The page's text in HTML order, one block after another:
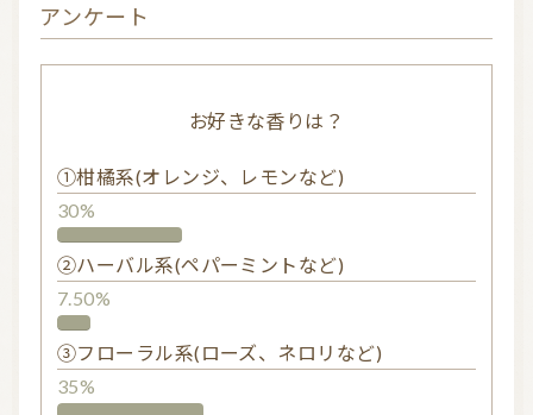
アンケート
お好きな香りは？
①柑橘系(オレンジ、レモンなど)
30%
②ハーバル系(ペパーミントなど)
7.50%
③フローラル系(ローズ、ネロリなど)
35%